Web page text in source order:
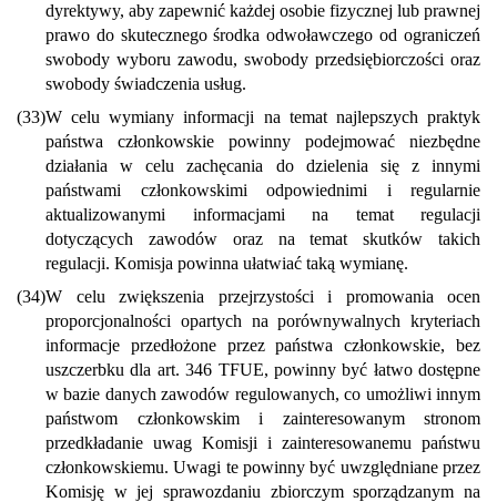
dyrektywy, aby zapewnić każdej osobie fizycznej lub prawnej
prawo do skutecznego środka odwoławczego od ograniczeń
swobody wyboru zawodu, swobody przedsiębiorczości oraz
swobody świadczenia usług.
(33)W celu wymiany informacji na temat najlepszych praktyk
państwa członkowskie powinny podejmować niezbędne
działania w celu zachęcania do dzielenia się z innymi
państwami członkowskimi odpowiednimi i regularnie
aktualizowanymi informacjami na temat regulacji
dotyczących zawodów oraz na temat skutków takich
regulacji. Komisja powinna ułatwiać taką wymianę.
(34)W celu zwiększenia przejrzystości i promowania ocen
proporcjonalności opartych na porównywalnych kryteriach
informacje przedłożone przez państwa członkowskie, bez
uszczerbku dla art. 346 TFUE, powinny być łatwo dostępne
w bazie danych zawodów regulowanych, co umożliwi innym
państwom członkowskim i zainteresowanym stronom
przedkładanie uwag Komisji i zainteresowanemu państwu
członkowskiemu. Uwagi te powinny być uwzględniane przez
Komisję w jej sprawozdaniu zbiorczym sporządzanym na